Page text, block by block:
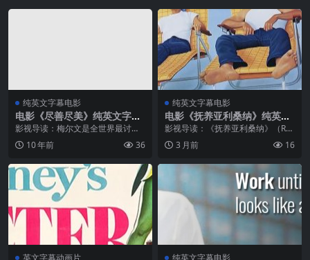
纯英文字幕电影
电影《尽善尽美》纯英文字幕
高清MP4下载
影视导读：梅尔文是全世界最讨人
嫌的人。他神经兮兮，说话刻薄，
自私自利，浑身都是怪僻，连去餐
个老头居然写了62部言情小说，而
在生活中...
10 年前 36
纯英文字幕电影
电影《抚养亚利桑纳》纯英文
字幕MP4下载
影视导读：《抚养亚利桑纳》（Rai
sing Arizona）是1987年上映的荒
诞喜剧，由科恩兄弟执导，尼古拉
3 月前 16
英文字幕动画片 纯英文字幕电影